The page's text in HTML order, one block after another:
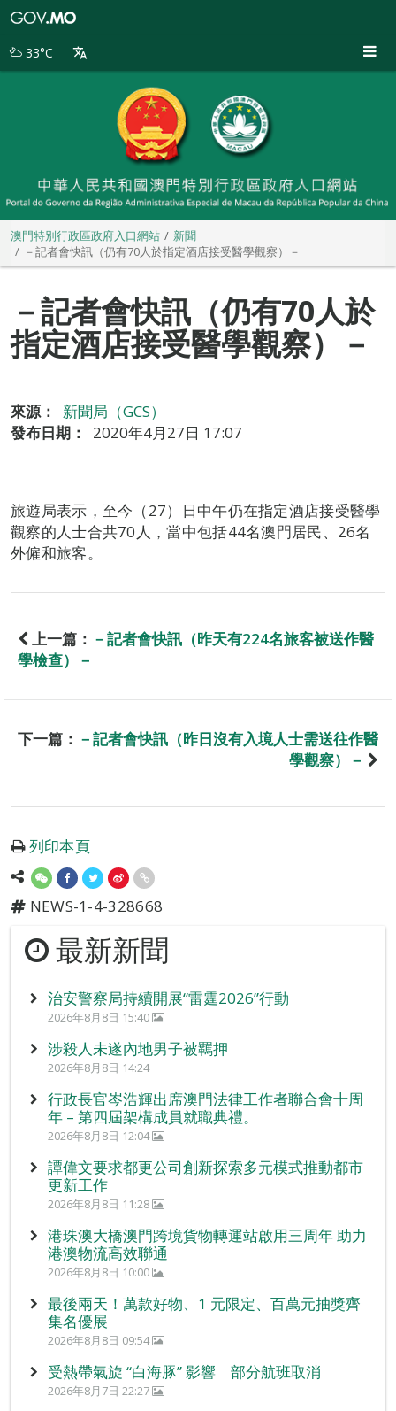
別
33°C
澳門特別行政區政府入口網站
新聞
－記者會快訊（仍有70人於指定酒店接受醫學觀察）－
－記者會快訊（仍有70人於
指定酒店接受醫學觀察）－
來源：
新聞局（GCS）
發布日期：
2020年4月27日 17:07
旅遊局表示，至今（27）日中午仍在指定酒店接受醫學
觀察的人士合共70人，當中包括44名澳門居民、26名
外僱和旅客。
上一篇： －記者會快訊（昨天有224名旅客被送作醫
學檢查）－
下一篇： －記者會快訊（昨日沒有入境人士需送往作醫
學觀察）－
列印本頁
NEWS-1-4-328668
最新新聞
治安警察局持續開展“雷霆2026”行動
2026年8月8日 15:40
涉殺人未遂內地男子被羈押
2026年8月8日 14:24
行政長官岑浩輝出席澳門法律工作者聯合會十周
年 – 第四屆架構成員就職典禮。
2026年8月8日 12:04
譚偉文要求都更公司創新探索多元模式推動都市
更新工作
2026年8月8日 11:28
港珠澳大橋澳門跨境貨物轉運站啟用三周年 助力
港澳物流高效聯通
2026年8月8日 10:00
最後兩天！萬款好物、1 元限定、百萬元抽獎齊
集名優展
2026年8月8日 09:54
受熱帶氣旋 “白海豚” 影響 部分航班取消
2026年8月7日 22:27